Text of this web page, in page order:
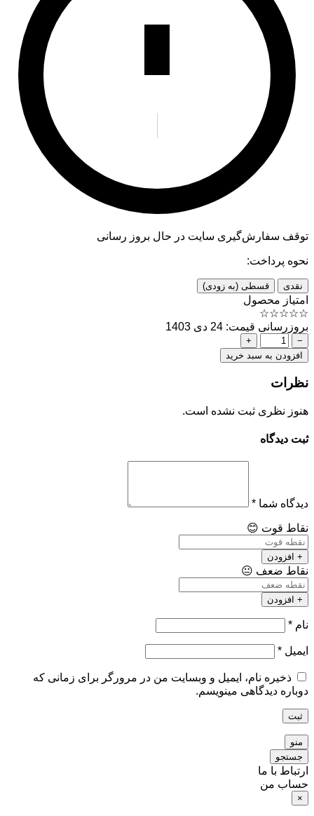
توقف سفارش‌گیری سایت در حال بروز رسانی
نحوه پرداخت:
نقدی قسطی (به زودی)
امتیاز محصول
☆
☆
☆
☆
☆
بروزرسانی قیمت: 24 دی 1403
−
+
افزودن به سبد خرید
نظرات
هنوز نظری ثبت نشده است.
ثبت دیدگاه
دیدگاه شما *
نقاط قوت 😊
+ افزودن
نقاط ضعف 😐
+ افزودن
نام *
ایمیل *
ذخیره نام، ایمیل و وبسایت من در مرورگر برای زمانی که
دوباره دیدگاهی مینویسم.
ثبت
منو
جستجو
ارتباط با ما
حساب من
×